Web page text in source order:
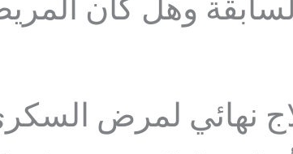
وهل كان
نهائي لمرض